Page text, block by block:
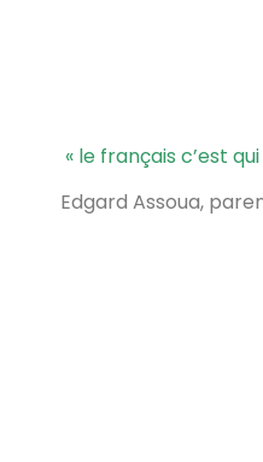
« le français c’est qui
Edgard Assoua,